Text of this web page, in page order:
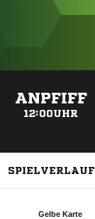
ANPFIFF
12:00UHR
SPIELVERLAUF
Gelbe Karte